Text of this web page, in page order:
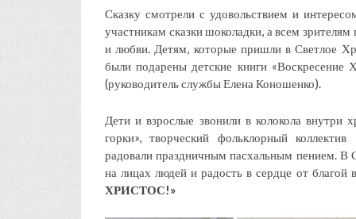
Сказку смотрели с удовольствием и
участникам сказки шоколадки, а всем
и любви. Детям, которые пришли в Светлое
были подарены детские книги
(руководитель службы Елена Коношенко).
Дети и взрослые звонили в колокола внутри
горки», творческий фольклорный
радовали праздничным пасхальным пением. В
на лицах людей и радость в сердце от благой
ХРИСТОС!»